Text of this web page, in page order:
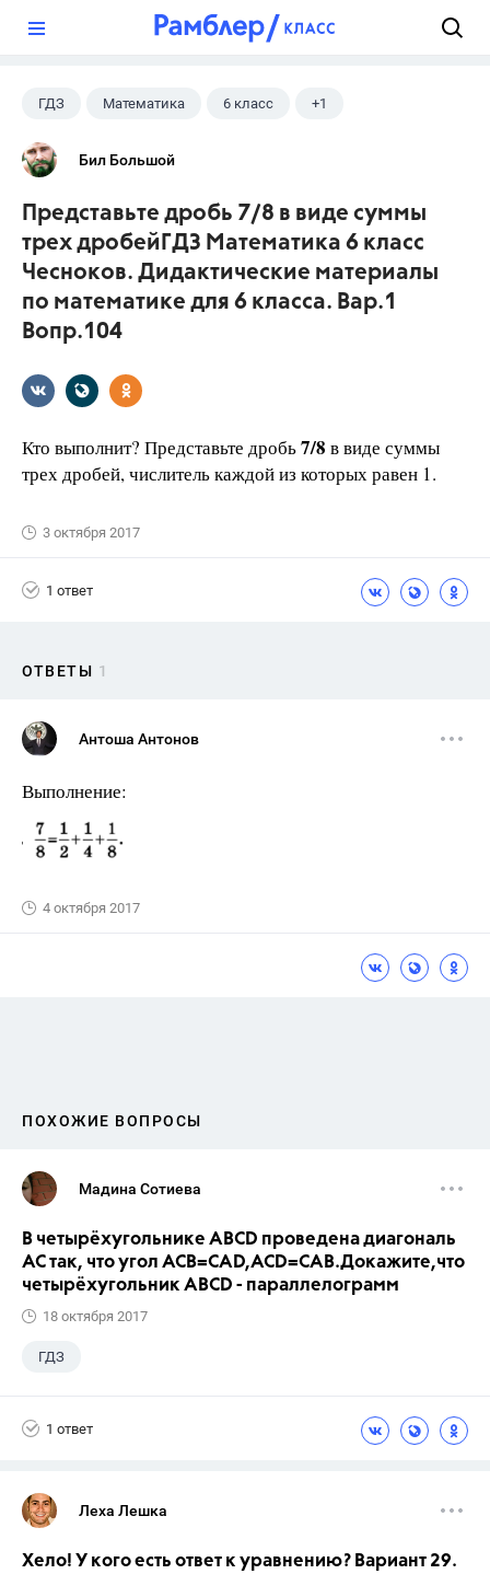
ГДЗ Математика 6 класс +1
Чесноков А.С.
Бил Большой
Представьте дробь 7/8 в виде суммы
трех дробейГДЗ Математика 6 класс
Чесноков. Дидактические материалы
по математике для 6 класса. Вар.1
Вопр.104
Кто выполнит? Представьте дробь7/8 в виде суммы
трех дробей, числитель каждой из которых равен 1.
3 октября 2017
1 ответ
ОТВЕТЫ 1
Антоша Антонов
Выполнение:
4 октября 2017
ПОХОЖИЕ ВОПРОСЫ
Мадина Сотиева
В четырёхугольнике ABCD проведена диагональ
AC так, что угол ACB=CAD,ACD=CAB.Докажите,что
четырёхугольник ABCD - параллелограмм
18 октября 2017
ГДЗ
1 ответ
Леха Лешка
Хело! У кого есть ответ к уравнению? Вариант 29.